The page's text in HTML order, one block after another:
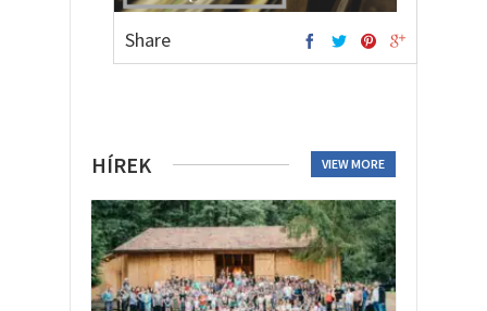
Share
HÍREK VIEW MORE